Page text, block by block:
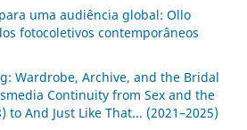
uma audiência global: Ollo
fotocoletivos contemporâneos
Wardrobe, Archive, and the Bridal
Continuity from Sex and the
to And Just Like That... (2021–2025)